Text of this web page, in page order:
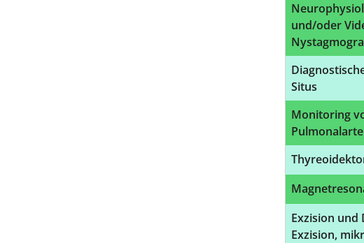
und/oder
Situs
Monitoring
Exzision
Exzision,